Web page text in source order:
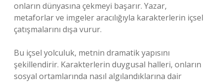
onların dünyasına çekmeyi başarır. Yazar,
metaforlar ve imgeler aracılığıyla karakterlerin içsel
çatışmalarını dışa vurur.
Bu içsel yolculuk, metnin dramatik yapısını
şekillendirir. Karakterlerin duygusal halleri, onların
sosyal ortamlarında nasıl algılandıklarına dair